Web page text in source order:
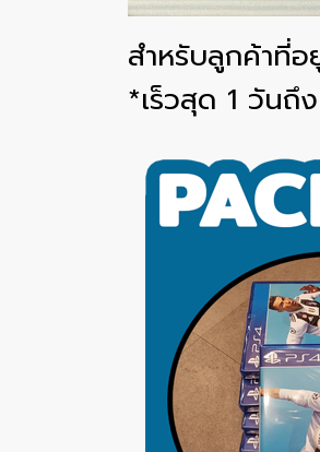
สำหรับลูกค้าที่อ
*เร็วสุด 1 วันถึง